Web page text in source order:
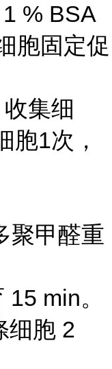
% BSA
胞固定促
收集细
胞1次，
聚甲醛重
min。
细胞 2